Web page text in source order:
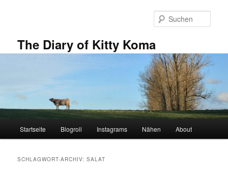
The Diary of Kitty Koma
Startseite Blogroll Instagrams Nähen About
SCHLAGWORT-ARCHIV:SALAT